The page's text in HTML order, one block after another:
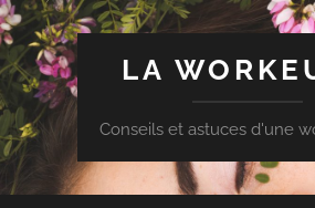
LA
Conseils et astuces d'une